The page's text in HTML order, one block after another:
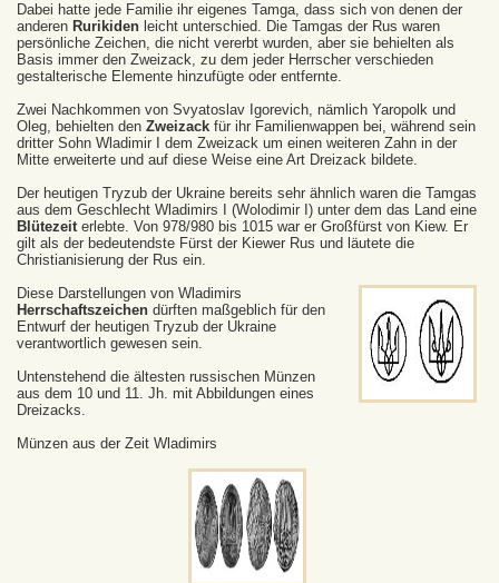
Dabei hatte jede Familie ihr eigenes Tamga, dass sich von denen der
anderen Rurikiden leicht unterschied. Die Tamgas der Rus waren
persönliche Zeichen, die nicht vererbt wurden, aber sie behielten als
Basis immer den Zweizack, zu dem jeder Herrscher verschieden
gestalterische Elemente hinzufügte oder entfernte.
Zwei Nachkommen von Svyatoslav Igorevich, nämlich Yaropolk und
Oleg, behielten den Zweizack für ihr Familienwappen bei, während sein
dritter Sohn Wladimir I dem Zweizack um einen weiteren Zahn in der
Mitte erweiterte und auf diese Weise eine Art Dreizack bildete.
Der heutigen Tryzub der Ukraine bereits sehr ähnlich waren die Tamgas
aus dem Geschlecht Wladimirs I (Wolodimir I) unter dem das Land eine
Blütezeit erlebte. Von 978/980 bis 1015 war er Großfürst von Kiew. Er
gilt als der bedeutendste Fürst der Kiewer Rus und läutete die
Christianisierung der Rus ein.
Diese Darstellungen von Wladimirs
Herrschaftszeichen dürften maßgeblich für den
Entwurf der heutigen Tryzub der Ukraine
verantwortlich gewesen sein.
Untenstehend die ältesten russischen Münzen
aus dem 10 und 11. Jh. mit Abbildungen eines
Dreizacks.
Münzen aus der Zeit Wladimirs